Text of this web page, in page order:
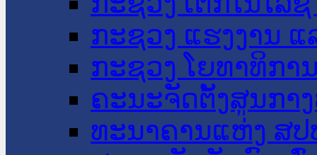
ກະຊວງ ແຮງງານ
ກະຊວງ ໂຍທາທິກາ
ຄະນະຈັດຕັ້ງສູນກາ
ທະນາຄານແຫ່ງ ສປ